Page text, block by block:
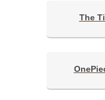
The